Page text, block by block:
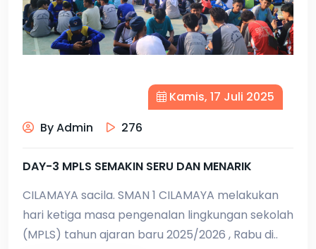
Kamis, 17 Juli 2025
By Admin
276
DAY-3 MPLS SEMAKIN SERU DAN MENARIK
CILAMAYA sacila. SMAN 1 CILAMAYA melakukan
hari ketiga masa pengenalan lingkungan sekolah
(MPLS) tahun ajaran baru 2025/2026 , Rabu di..